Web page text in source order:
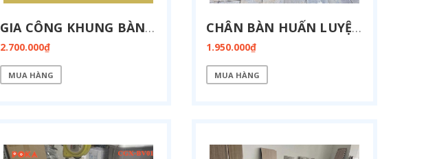
GIA CÔNG KHUNG BÀN GIÁM ĐỐC 50X50 KT 900X2400 SP3122
2.700.000₫
MUA HÀNG
CHÂN BÀN HUẤN LUYỆN MẶT CỐ ĐỊNH KT 800X1900-FZ13-1900
1.950.000₫
MUA HÀNG